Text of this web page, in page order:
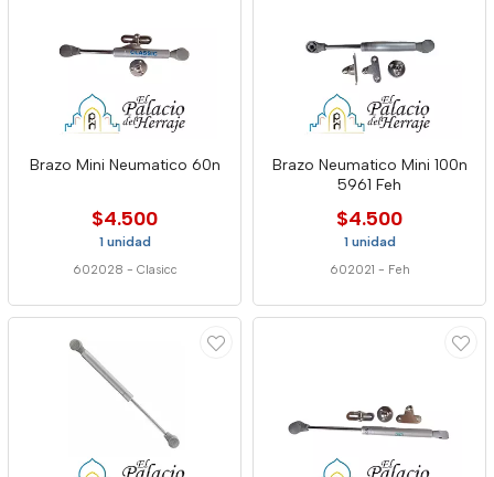
Brazo Mini Neumatico 60n
$4.500
1 unidad
602028 - Clasicc
Brazo Neumatico Mini 100n
5961 Feh
$4.500
1 unidad
602021 - Feh